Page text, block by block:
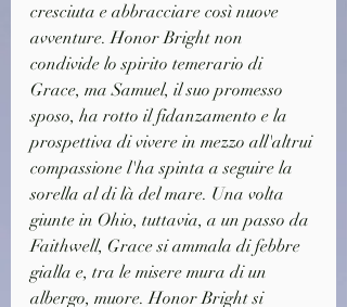
cresciuta e abbracciare così nuove
avventure. Honor Bright non
condivide lo spirito temerario di
Grace, ma Samuel, il suo promesso
sposo, ha rotto il fidanzamento e la
prospettiva di vivere in mezzo all'altrui
compassione l'ha spinta a seguire la
sorella al di là del mare. Una volta
giunte in Ohio, tuttavia, a un passo da
Faithwell, Grace si ammala di febbre
gialla e, tra le misere mura di un
albergo, muore. Honor Bright si